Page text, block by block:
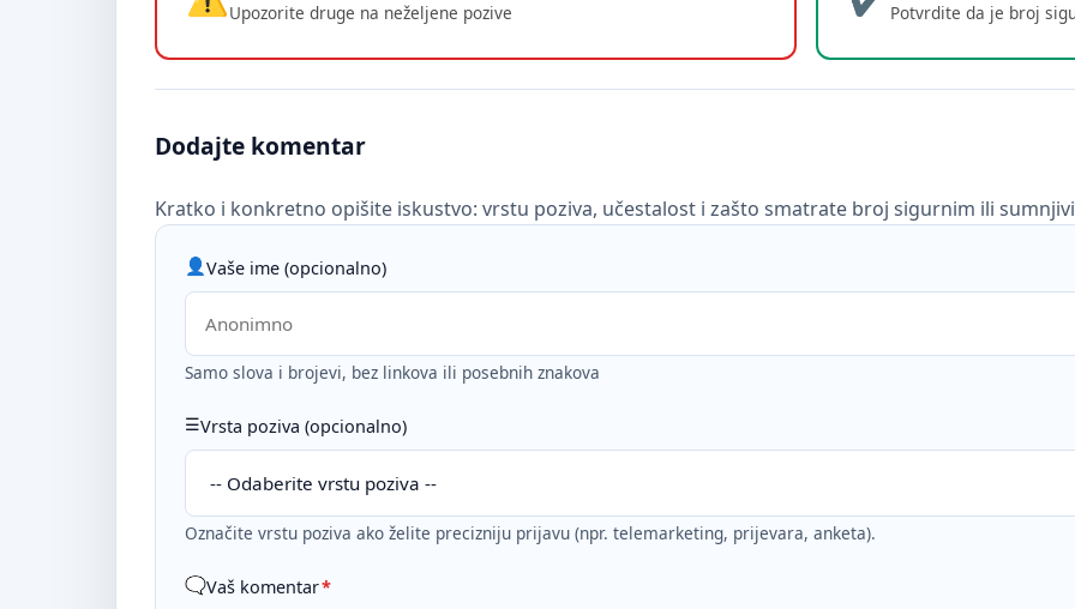
Upozorite druge na neželjene pozive Potvrdite da je broj
Dodajte komentar
Kratko i konkretno opišite iskustvo: vrstu poziva, učestalost i zašto smatrate broj sigurnim ili
Vaše ime (opcionalno)
Samo slova i brojevi, bez linkova ili posebnih znakova
Vrsta poziva (opcionalno)
Označite vrstu poziva ako želite precizniju prijavu (npr. telemarketing, prijevara, anketa).
Vaš komentar*